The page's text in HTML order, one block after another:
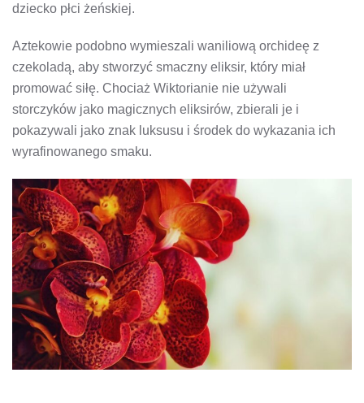
dziecko płci żeńskiej.
Aztekowie podobno wymieszali waniliową orchideę z
czekoladą, aby stworzyć smaczny eliksir, który miał
promować siłę. Chociaż Wiktorianie nie używali
storczyków jako magicznych eliksirów, zbierali je i
pokazywali jako znak luksusu i środek do wykazania ich
wyrafinowanego smaku.